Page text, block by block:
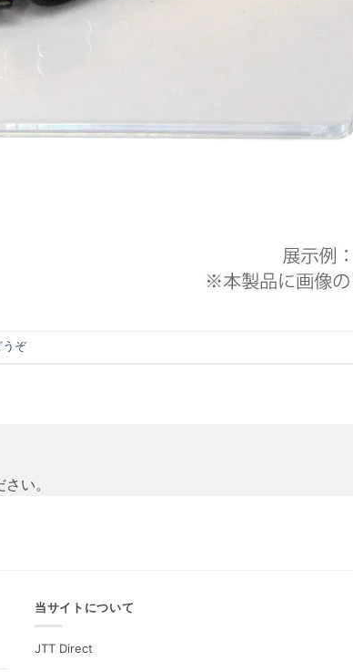
うぞ
い。
当サイトについて
JTT Direct